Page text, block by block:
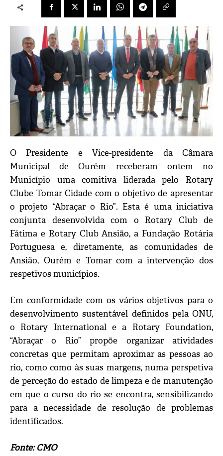
O Presidente e Vice-presidente da Câmara
Municipal de Ourém receberam ontem no
Município uma comitiva liderada pelo Rotary
Clube Tomar Cidade com o objetivo de apresentar
o projeto “Abraçar o Rio”. Esta é uma iniciativa
conjunta desenvolvida com o Rotary Club de
Fátima e Rotary Club Ansião, a Fundação Rotária
Portuguesa e, diretamente, as comunidades de
Ansião, Ourém e Tomar com a intervenção dos
respetivos municípios.
Em conformidade com os vários objetivos para o
desenvolvimento sustentável definidos pela ONU,
o Rotary International e a Rotary Foundation,
“Abraçar o Rio” propõe organizar atividades
concretas que permitam aproximar as pessoas ao
rio, como como às suas margens, numa perspetiva
de perceção do estado de limpeza e de manutenção
em que o curso do rio se encontra, sensibilizando
para a necessidade de resolução de problemas
identificados.
Fonte: CMO